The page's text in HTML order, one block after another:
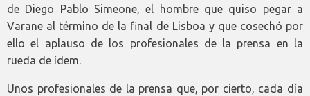
de Diego Pablo Simeone, el hombre que quiso pegar a
Varane al término de la final de Lisboa y que cosechó por
ello el aplauso de los profesionales de la prensa en la
rueda de ídem.
Unos profesionales de la prensa que, por cierto, cada día